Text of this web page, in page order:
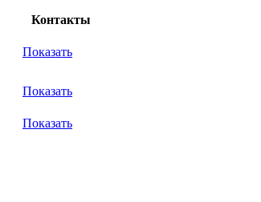
Контакты
Показать
Показать
Показать